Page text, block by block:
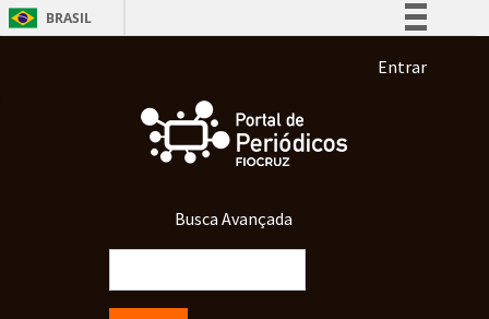
Pular para o conteúdo principal
BRASIL
Participe
Acesso à informação
Menu de
Entrar
Busca Avançada